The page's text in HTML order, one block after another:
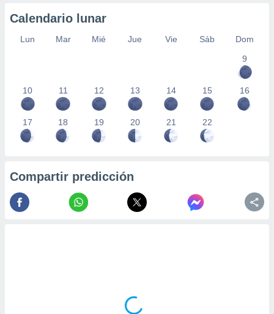
Calendario lunar
Lun Mar Mié Jue Vie Sáb
Dom
9
10 11 12 13 14 15 16
17 18 19 20 21 22
Compartir predicción